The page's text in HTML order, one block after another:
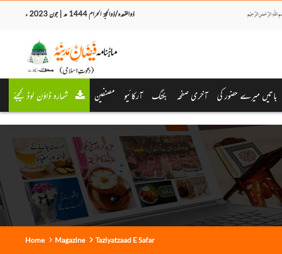
ذوالقعدہ/ذوالحجۃ الحرام 1444 ھ | جون 2023 ء
باتیں میرے حضور کی آخری صفحہ بکنگ آرکائیو مصنفین شمارہ ڈاؤن لوڈ کیجئے
Home Magazine Taziyatzaad E Safar